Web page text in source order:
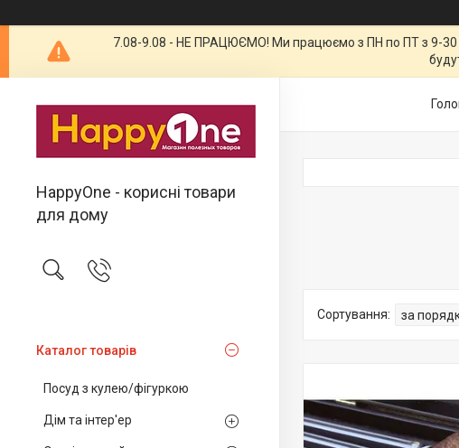
7.08-9.08 - НЕ ПРАЦЮЄМО! Ми працюємо з ПН по ПТ з 9-30
HappyOne - корисні товари
для дому
Каталог товарів
Посуд з кулею/фігуркою
Дім та інтер'ер